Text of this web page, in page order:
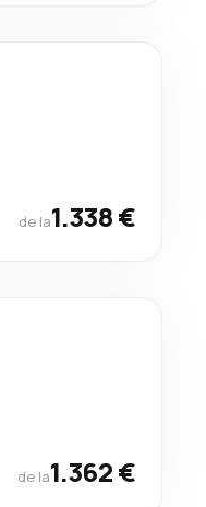
de la1.338 €
de la1.362 €